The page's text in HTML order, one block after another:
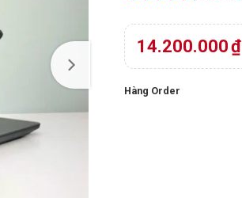
dựa trên
đánh giá
14.200.000₫
Hàng Order